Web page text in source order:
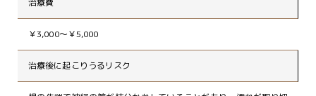
治療費
￥3,000～￥5,000
治療後に起こりうるリスク